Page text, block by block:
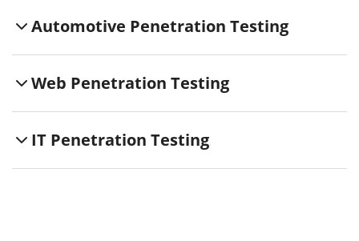
Automotive Penetration Testing
Web Penetration Testing
IT Penetration Testing